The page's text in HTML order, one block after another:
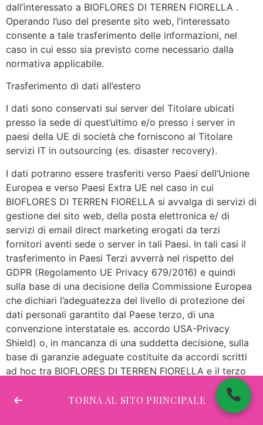
dall’interessato a BIOFLORES DI TERREN FIORELLA .
Operando l’uso del presente sito web, l’interessato
consente a tale trasferimento delle informazioni, nel
caso in cui esso sia previsto come necessario dalla
normativa applicabile.
Trasferimento di dati all’estero
I dati sono conservati sui server del Titolare ubicati
presso la sede di quest’ultimo e/o presso i server in
paesi della UE di società che forniscono al Titolare
servizi IT in outsourcing (es. disaster recovery).
I dati potranno essere trasferiti verso Paesi dell’Unione
Europea e verso Paesi Extra UE nel caso in cui
BIOFLORES DI TERREN FIORELLA si avvalga di servizi di
gestione del sito web, della posta elettronica e/ di
servizi di email direct marketing erogati da terzi
fornitori aventi sede o server in tali Paesi. In tali casi il
trasferimento in Paesi Terzi avverrà nel rispetto del
GDPR (Regolamento UE Privacy 679/2016) e quindi
sulla base di una decisione della Commissione Europea
che dichiari l’adeguatezza del livello di protezione dei
dati personali garantito dal Paese terzo, di una
convenzione interstatale es. accordo USA-Privacy
Shield) o, in mancanza di una suddetta decisione, sulla
base di garanzie adeguate costituite da accordi scritti
ad hoc tra BIOFLORES DI TERREN FIORELLA e il terzo
fornitore, o in mancanza, sulla base del tuo consenso
eventuale.
TORNA AL SITO PRINCIPALE